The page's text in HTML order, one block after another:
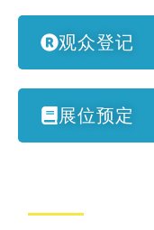
观众登记
展位预定